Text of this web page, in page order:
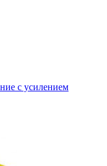
с усилением